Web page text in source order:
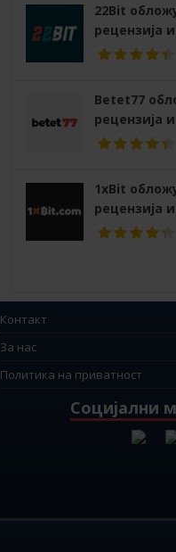
22Bit
рецензија
Betet77
рецензија
1xBit
рецензија
Контакт
За нас
Политика на приватност
Социјални